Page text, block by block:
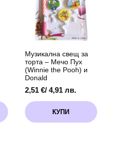
Музикална свещ за
торта – Мечо Пух
(Winnie the Pooh) и
Donald
2,51 €/ 4,91 лв.
КУПИ